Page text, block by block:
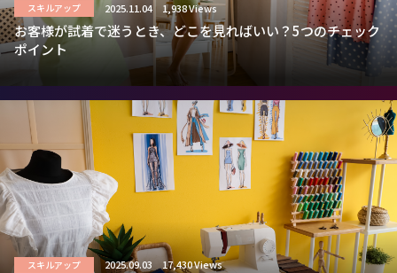
スキルアップ 2025.11.04 1,938 Views
お客様が試着で迷うとき、どこを見ればいい？5つのチェック
ポイント
スキルアップ 2025.09.03 17,430 Views